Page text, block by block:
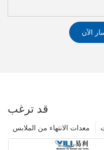
الآن
قد ترغب
معدات الانتهاء من الملابس